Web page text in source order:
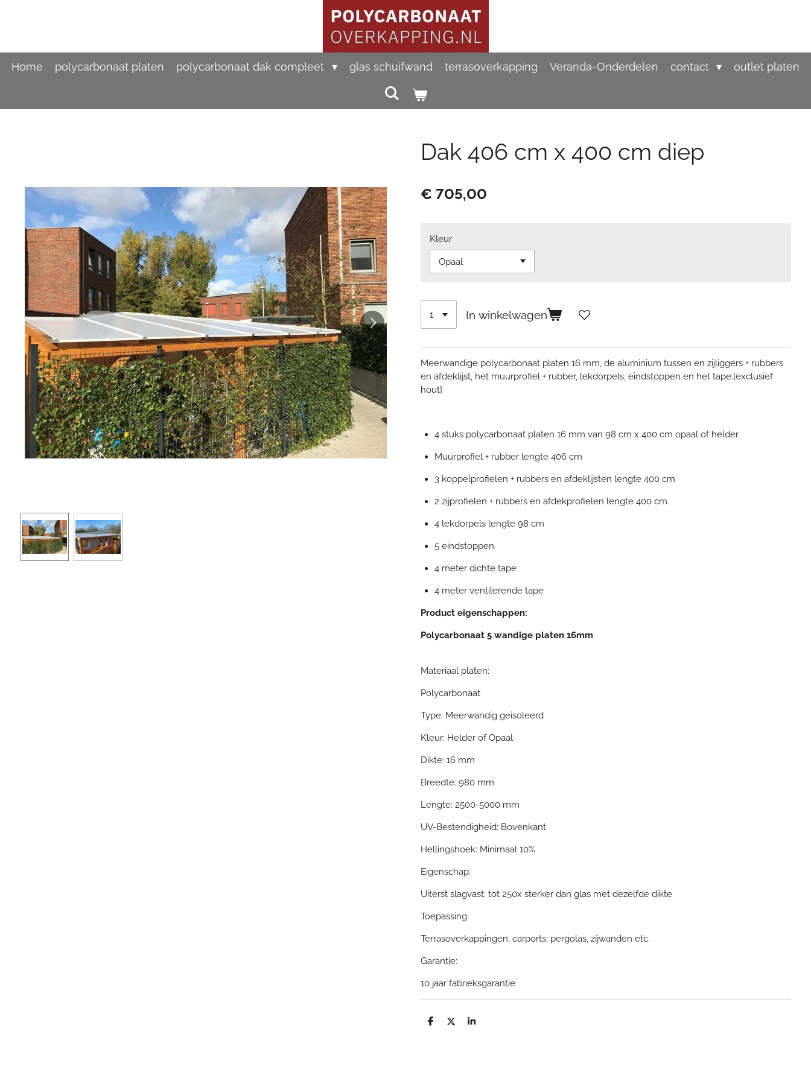
de
hoofdinhoud
Home polycarbonaat platen polycarbonaat dak compleet glas schuifwand terrasoverkapping Veranda-Onderdelen contact outlet platen
Dak 406 cm x 400 cm diep
€ 705,00
Kleur
In winkelwagen
Meerwandige polycarbonaat platen 16 mm, de aluminium tussen en zijliggers + rubbers
en afdeklijst, het muurprofiel + rubber, lekdorpels, eindstoppen en het tape.[exclusief
hout]
4 stuks polycarbonaat platen 16 mm van 98 cm x 400 cm opaal of helder
Muurprofiel + rubber lengte 406 cm
3 koppelprofielen + rubbers en afdeklijsten lengte 400 cm
2 zijprofielen + rubbers en afdekprofielen lengte 400 cm
4 lekdorpels lengte 98 cm
5 eindstoppen
4 meter dichte tape
4 meter ventilerende tape
Product eigenschappen:
Polycarbonaat 5 wandige platen 16mm
Materiaal platen:
Polycarbonaat
Type: Meerwandig geisoleerd
Kleur: Helder of Opaal
Dikte: 16 mm
Breedte: 980 mm
Lengte: 2500-5000 mm
UV-Bestendigheid: Bovenkant
Hellingshoek: Minimaal 10%
Eigenschap:
Uiterst slagvast: tot 250x sterker dan glas met dezelfde dikte
Toepassing:
Terrasoverkappingen, carports, pergolas, zijwanden etc.
Garantie:
10 jaar fabrieksgarantie
D
D
S